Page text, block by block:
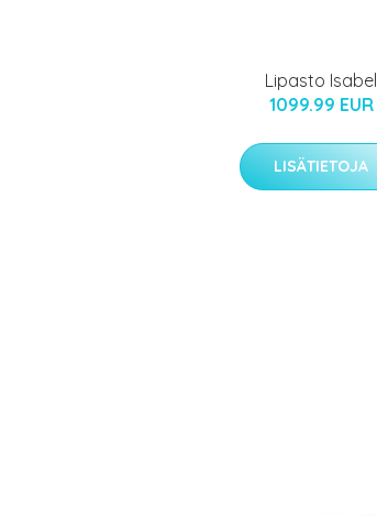
Lipasto Isabel
1099.99 EUR
LISÄTIETOJA